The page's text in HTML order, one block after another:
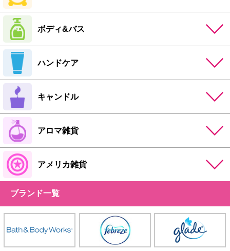
ボディ&バス
ハンドケア
キャンドル
アロマ雑貨
アメリカ雑貨
ブランド一覧